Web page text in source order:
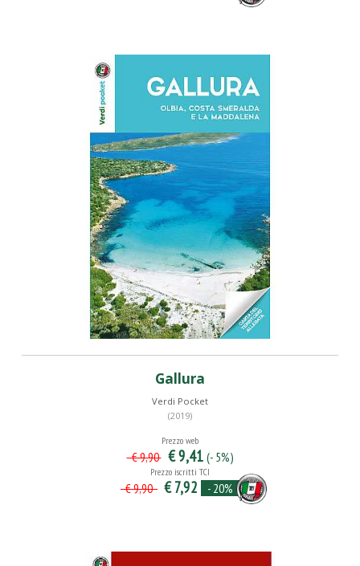
Gallura
Verdi Pocket
(2019)
Prezzo web
€ 9,90 € 9,41 (- 5%)
Prezzo iscritti TCI
€ 9,90 € 7,92 - 20%